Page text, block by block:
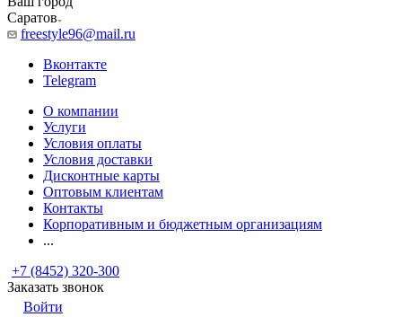
Саратов
freestyle96@mail.ru
Вконтакте
Telegram
О компании
Услуги
Условия оплаты
Условия доставки
Дисконтные карты
Оптовым клиентам
Контакты
Корпоративным и бюджетным организациям
...
+7 (8452) 320-300
Заказать звонок
Войти